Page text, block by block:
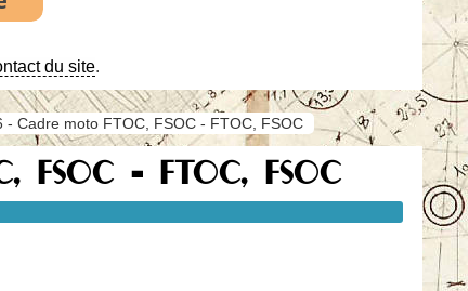
du site.
- Cadre moto FTOC, FSOC - FTOC, FSOC
FSOC - FTOC, FSOC